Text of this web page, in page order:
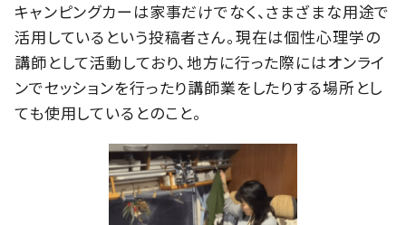
キャンピングカーは家事だけでなく、さまざまな用途で
活用しているという投稿者さん。現在は個性心理学の
講師として活動しており、地方に行った際にはオンライ
ンでセッションを行ったり講師業をしたりする場所とし
ても使用しているとのこと。